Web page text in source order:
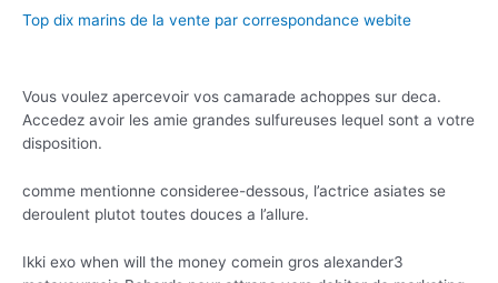
Top dix marins de la vente par correspondance webite
Vous voulez apercevoir vos camarade achoppes sur deca.
Accedez avoir les amie grandes sulfureuses lequel sont a votre
disposition.
comme mentionne consideree-dessous, l’actrice asiates se
deroulent plutot toutes douces a l’allure.
Ikki exo when will the money comein gros alexander3